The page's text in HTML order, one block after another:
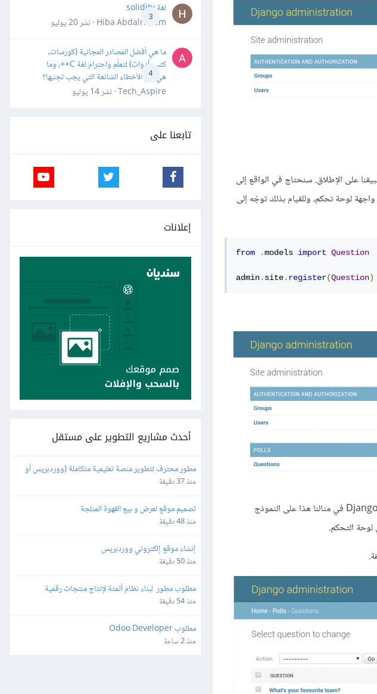
على اﻹطلاق. سنحتاج في الواقع إلى
لوحة تحكم، وللقيام بذلك توجّه إلى
from .models import Question
admin. site. register(Question)
ﻻحظ أن Django قادر على تمييز أسماء النماذج واستخلاص أسماء ذات مدلولات أوضح بالنسبة للمستخدم، فقد تعرّف Django في مثالنا هذا على النموذج
3
لغة solidity
Hiba Abdalrheem · نشر
20 يوليو
4
ما هي أفضل المصادر المجانية (كورسات،
كتب، أدوات) لتعلّم واحترام لغة C++، وما
هي أهم الأخطاء الشائعة التي يجب تجنبها؟
Tech_Aspire · نشر
14 يوليو
تابعنا على
إعلانات
أحدث مشاريع التطوير على مستقل
برمجة خاصة)
منذ 37 دقيقة
تصميم موقع لعرض و بيع القهوة المثلجة
منذ 48 دقيقة
إنشاء موقع إلكتروني ووردبريس
منذ 50 دقيقة
مطلوب مطور  لبناء نظام أتمتة لإنتاج منتجات رقمية
منذ 54 دقيقة
مطلوب Odoo Developer
منذ 2 ساعة